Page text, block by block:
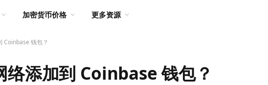
加密货币价格 更多资源
Coinbase 钱包？
添加到 Coinbase 钱包？